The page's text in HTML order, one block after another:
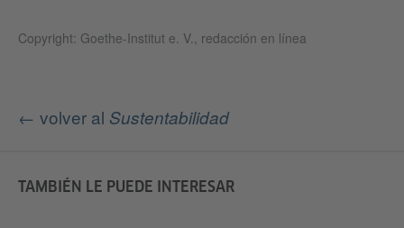
Copyright: Goethe-Institut e. V., redacción en línea
← volver al Sustentabilidad
TAMBIÉN LE PUEDE INTERESAR